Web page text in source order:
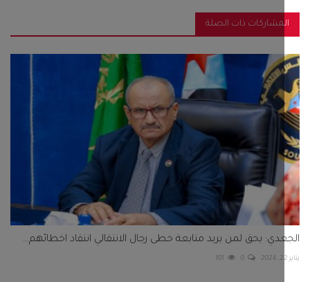
ذات الصلة
يحق لمن يريد متابعة خطى رجال الانتقالي انتقاد اخطائهم...
0
101